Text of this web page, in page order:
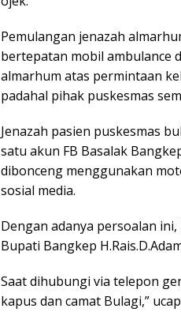
Pemulangan jenazah
bertepatan mobil ambulance
almarhum atas permintaan
padahal pihak puskesmas
Jenazah pasien puskesmas
satu akun FB Basalak
dibonceng menggunakan
sosial media.
Dengan adanya persoalan
Bupati Bangkep
Saat dihubungi via telepon
kapus dan camat Bulagi,”